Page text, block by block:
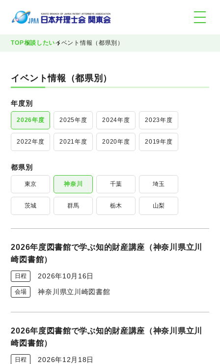
TOP相談したいイベント情報（都県別）
イベント情報（都県別）
年度別
2026年度 2025年度 2024年度 2023年度
2022年度 2021年度 2020年度 2019年度
都県別
東京 神奈川 千葉 埼玉
茨城 群馬 栃木 山梨
2026年度図書館で学ぶ知的財産講座（神奈川県立川
崎図書館）
日程 2026年10月16日
会場 神奈川県立川崎図書館
2026年度図書館で学ぶ知的財産講座（神奈川県立川
崎図書館）
日程 2026年12月18日